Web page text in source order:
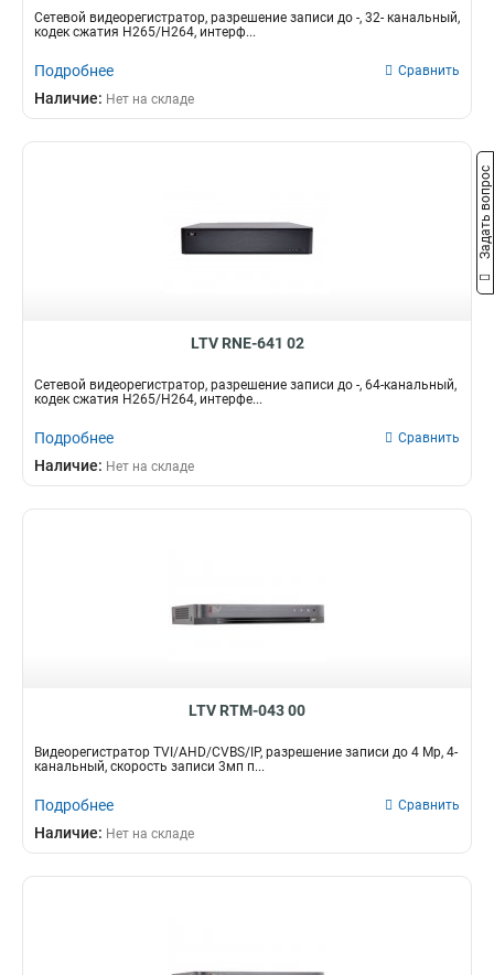
Сетевой видеорегистратор, разрешение записи до -, 32- канальный,
кодек сжатия Н265/H264, интерф...
Подробнее Сравнить
Наличие: Нет на складе
LTV RNE-641 02
Сетевой видеорегистратор, разрешение записи до -, 64-канальный,
кодек сжатия Н265/H264, интерфе...
Подробнее Сравнить
Наличие: Нет на складе
LTV RTM-043 00
Видеорегистратор TVI/AHD/CVBS/IP, разрешение записи до 4 Mp, 4-
канальный, скорость записи 3мп п...
Подробнее Сравнить
Наличие: Нет на складе
Задать вопрос